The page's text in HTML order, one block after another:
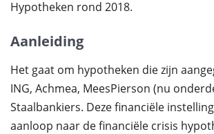
Hypotheken rond 2018.
Aanleiding
Het gaat om hypotheken die zijn
ING, Achmea, MeesPierson (nu
Staalbankiers. Deze financiële
aanloop naar de financiële crisis